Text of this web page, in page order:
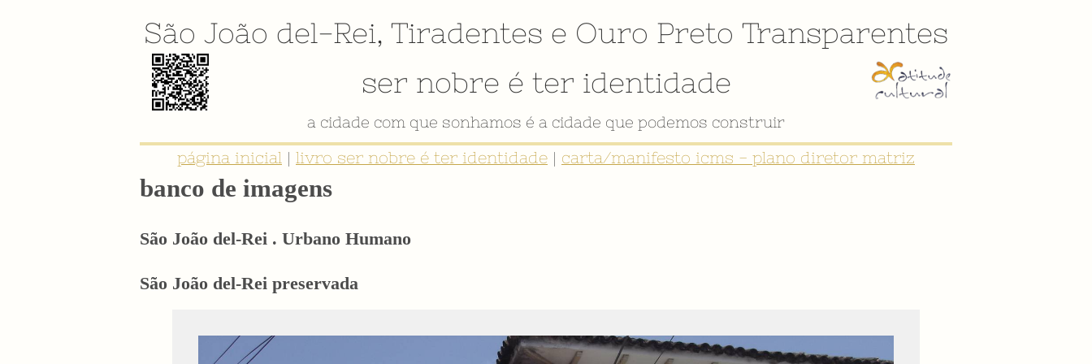
São João del-Rei, Tiradentes e Ouro Preto Transparentes
ser nobre é ter identidade
VÍDEO INSTITUCIONAL
página inicial | livro ser nobre é ter identidade | carta/manifesto icms - plano diretor matriz
banco de imagens
São João del-Rei . Urbano Humano
São João del-Rei preservada